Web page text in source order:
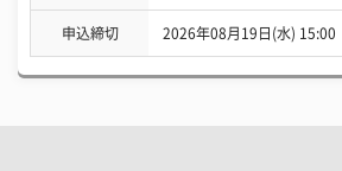
申込締切 2026年08月19日(水) 15:00